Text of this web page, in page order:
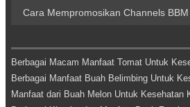
Cara Mempromosikan Channels BBM
Berbagai Macam Manfaat Tomat Untuk
Berbagai Manfaat Buah Belimbing Untuk
Manfaat dari Buah Melon Untuk Kesehatan